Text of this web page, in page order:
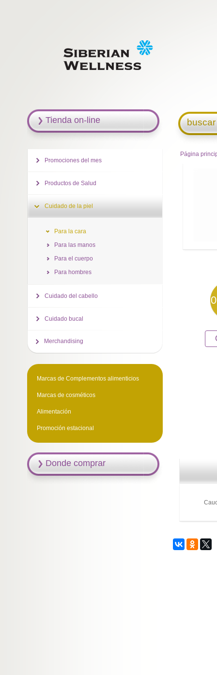
Página
Tienda on-line
Promociones del mes
Productos de Salud
Cuidado de la piel
Para la cara
Para las manos
Para el cuerpo
Para hombres
Cuidado del cabello
Cuidado bucal
Merchandising
Marcas de Complementos alimenticios
Marcas de cosméticos
Alimentación
Promoción estacional
Donde comprar